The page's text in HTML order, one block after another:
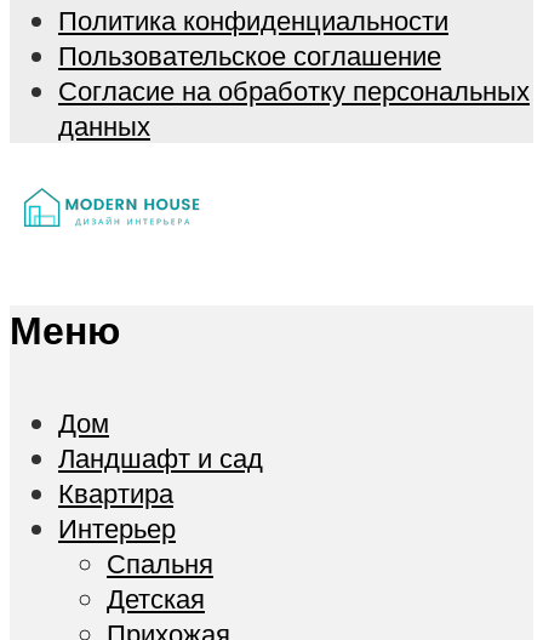
Политика конфиденциальности
Пользовательское соглашение
Согласие на обработку персональных
данных
Меню
Дом
Ландшафт и сад
Квартира
Интерьер
Спальня
Детская